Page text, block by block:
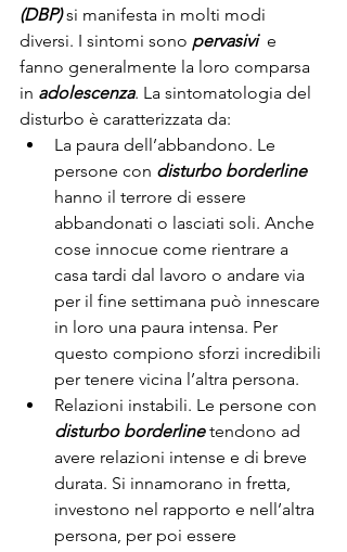
(DBP) si manifesta in molti modi
diversi. I sintomi sono pervasivi e
fanno generalmente la loro comparsa
in adolescenza. La sintomatologia del
disturbo è caratterizzata da:
La paura dell’abbandono. Le
persone con disturbo borderline
hanno il terrore di essere
abbandonati o lasciati soli. Anche
cose innocue come rientrare a
casa tardi dal lavoro o andare via
per il fine settimana può innescare
in loro una paura intensa. Per
questo compiono sforzi incredibili
per tenere vicina l’altra persona.
Relazioni instabili. Le persone con
disturbo borderline tendono ad
avere relazioni intense e di breve
durata. Si innamorano in fretta,
investono nel rapporto e nell’altra
persona, per poi essere